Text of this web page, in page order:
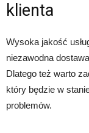
klienta
Wysoka jakość
niezawodna
Dlatego też warto
który będzie w
problemów.